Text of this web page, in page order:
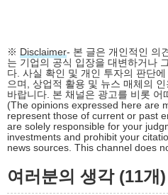
※ Disclaimer- 본 글은 개인적인 의
는 기업의 공식 입장을 대변하거나
다. 사실 확인 및 개인 투자의 판단
으며, 상업적 활용 및 뉴스 매체의
바랍니다. 본 채널은 광고를 비롯 어
(The opinions expressed here are
represent those of current or past
are solely responsible for your
investments and prohibit your
news sources. This channel does
여러분의 생각 (11개)